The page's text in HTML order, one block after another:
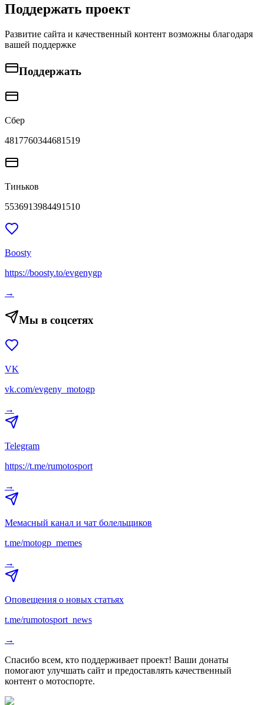
Поддержать проект
Развитие сайта и качественный контент возможны благодаря
вашей поддержке
Поддержать
Сбер
4817760344681519
Тиньков
5536913984491510
Boosty
https://boosty.to/evgenygp
→
Мы в соцсетях
VK
vk.com/evgeny_motogp
→
Telegram
https://t.me/rumotosport
→
Мемасный канал и чат болельщиков
t.me/motogp_memes
→
Оповещения о новых статьях
t.me/rumotosport_news
→
Спасибо всем, кто поддерживает проект! Ваши донаты
помогают улучшать сайт и предоставлять качественный
контент о мотоспорте.